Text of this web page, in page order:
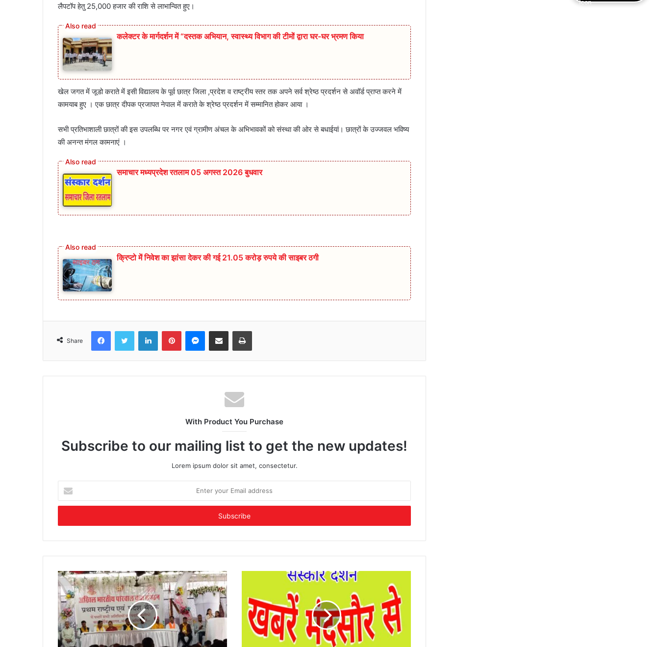
लैपटॉप हेतु 25,000 हजार की राशि से लाभान्वित हुए।
कलेक्टर के मार्गदर्शन में “दस्तक अभियान,‌ स्वास्थ्य विभाग की टीमों द्वारा घर-घर भ्रमण किया
खेल जगत में जूडो कराते में इसी विद्यालय के पूर्व छात्र जिला ,प्रदेश व राष्ट्रीय स्तर तक अपने सर्व श्रेष्ठ प्रदर्शन से अवॉर्ड प्राप्त करने में
कामयाब हुए । एक छात्र दीपक प्रजापत नेपाल में कराते के श्रेष्ठ प्रदर्शन में सम्मानित होकर आया ।
सभी प्रतिभाशाली छात्रों की इस उपलब्धि पर नगर एवं ग्रामीण अंचल के अभिभावकों को संस्था की ओर से बधाईयां। छात्रों के उज्जवल भविष्य
की अनन्त मंगल कामनाएं ।
समाचार मध्यप्रदेश रतलाम 05 अगस्त 2026 बुधवार
क्रिप्टो में निवेश का झांसा देकर की गई 21.05 करोड़ रुपये की साइबर ठगी
Share
FacebookTwitter LinkedInPinterestMessenger
Share via Email Print
With Product You Purchase
Subscribe to our mailing list to get the new updates!
Lorem ipsum dolor sit amet, consectetur.
your
Email